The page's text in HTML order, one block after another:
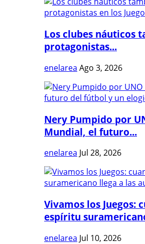
Los clubes náuticos
protagonistas...
enelarea Ago 3, 2026
Nery Pumpido por
Mundial, el futuro...
enelarea Jul 28, 2026
Vivamos los Juegos:
espíritu
enelarea Jul 10, 2026